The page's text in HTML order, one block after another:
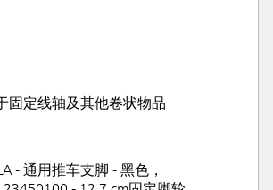
固定线轴及其他卷状物品
- 通用推车支脚 - 黑色，